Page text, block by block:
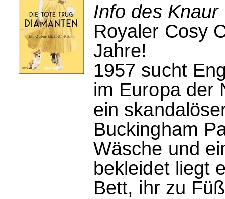
Info des Knaur
Royaler Cosy
Jahre!
1957 sucht
im Europa der
ein
Buckingham
Wäsche und
bekleidet liegt
Bett, ihr zu